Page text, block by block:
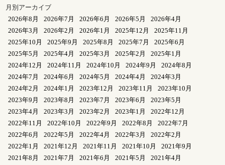
月別アーカイブ
2026年8月
2026年7月 2026年6月 2026年5月
2026年4月
2026年3月
2026年2月 2026年1月 2025年12月
2025年11月
2025年10月
2025年9月 2025年8月 2025年7月
2025年6月
2025年5月
2025年4月 2025年3月 2025年2月
2025年1月
2024年12月
2024年11月 2024年10月 2024年9月
2024年8月
2024年7月
2024年6月 2024年5月 2024年4月
2024年3月
2024年2月
2024年1月 2023年12月 2023年11月
2023年10月
2023年9月
2023年8月 2023年7月 2023年6月
2023年5月
2023年4月
2023年3月 2023年2月 2023年1月
2022年12月
2022年11月
2022年10月 2022年9月 2022年8月
2022年7月
2022年6月
2022年5月 2022年4月 2022年3月
2022年2月
2022年1月
2021年12月 2021年11月 2021年10月
2021年9月
2021年8月
2021年7月 2021年6月 2021年5月
2021年4月